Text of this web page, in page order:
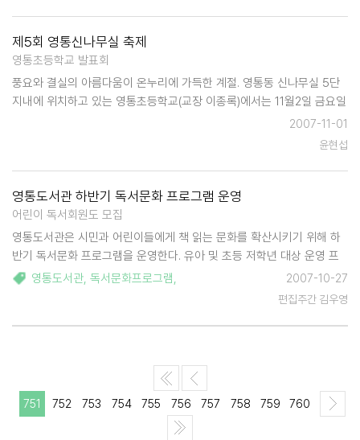
제5회 영통신나무실 축제
영통초등학교 발표회
풍요와 결실의 아름다움이 온누리에 가득한 계절. 영통동 신나무실 5단
지내에 위치하고 있는 영통초등학교(교장 이종록)에서는 11월2일 금요일
17시부터 운동장 특설무대에서 신나무실 축제를 개최한다..6학년 어린이
들의 사회로 진행되는 이번축제는 1학년 학생들의 첫인사를 시작으로우
2007-11-01
윤현섭
영통도서관 하반기 독서문화 프로그램 운영
어린이 독서회원도 모집
영통도서관은 시민과 어린이들에게 책 읽는 문화를 확산시키기 위해 하
반기 독서문화 프로그램을 운영한다. 유아 및 초등 저학년 대상 운영 프
로그램은 △그림책 탐험을 떠나자 △영어 스토리텔링 A, B △책으로 만
나는 세상 어린이 북아트 △동화구연과 스피치 등. 일반시민 대상 강좌는
영통도서관, 독서문화프로그램,
2007-10-27
편집주간 김우영
751 752 753 754 755 756 757 758 759 760